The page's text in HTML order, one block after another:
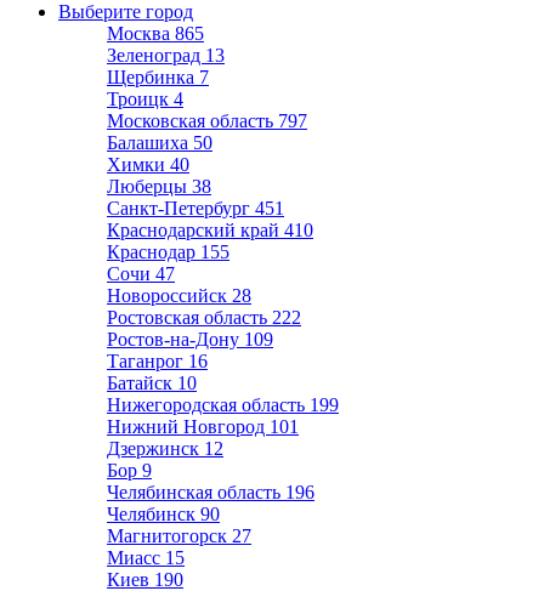
Выберите город
Москва 865
Зеленоград 13
Щербинка 7
Троицк 4
Московская область 797
Балашиха 50
Химки 40
Люберцы 38
Санкт-Петербург 451
Краснодарский край 410
Краснодар 155
Сочи 47
Новороссийск 28
Ростовская область 222
Ростов-на-Дону 109
Таганрог 16
Батайск 10
Нижегородская область 199
Нижний Новгород 101
Дзержинск 12
Бор 9
Челябинская область 196
Челябинск 90
Магнитогорск 27
Миасс 15
Киев 190